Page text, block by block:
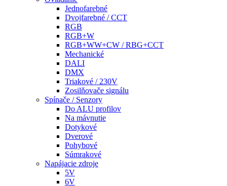
Jednofarebné
Dvojfarebné / CCT
RGB
RGB+W
RGB+WW+CW / RBG+CCT
Mechanické
DALI
DMX
Triakové / 230V
Zosilňovače signálu
Spínače / Senzory
Do ALU profilov
Na mávnutie
Dotykové
Dverové
Pohybové
Súmrakové
Napájacie zdroje
5V
6V